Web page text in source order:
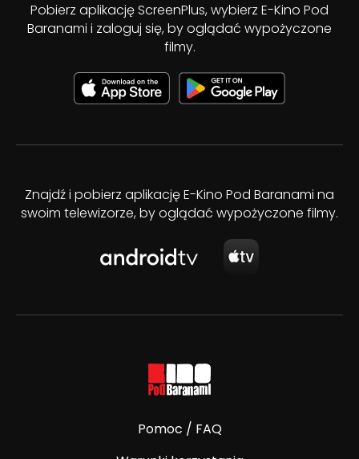
Pobierz aplikację ScreenPlus, wybierz E-Kino Pod
Baranami i zaloguj się, by oglądać wypożyczone
filmy.
Znajdź i pobierz aplikację E-Kino Pod Baranami na
swoim telewizorze, by oglądać wypożyczone filmy.
Pomoc / FAQ